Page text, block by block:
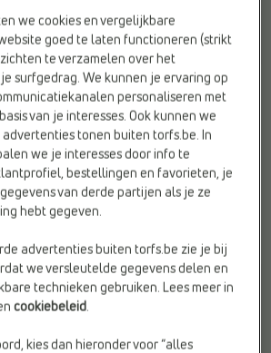
-30%
FRED PERRY
Sneakers
€ 120,- € 84,-
Vorige laagste prijs:€ 84,-
2 kleuren
we cookies en vergelijkbare
goed te laten functioneren (strikt
te verzamelen over het
surfgedrag. We kunnen je ervaring op
personaliseren met
van je interesses. Ook kunnen we
tonen buiten torfs.be. In
we je interesses door info te
bestellingen en favorieten, je
van derde partijen als je ze
hebt gegeven.
advertenties buiten torfs.be zie je bij
we versleutelde gegevens delen en
technieken gebruiken. Lees meer in
cookiebeleid.
kies dan hieronder voor “alles